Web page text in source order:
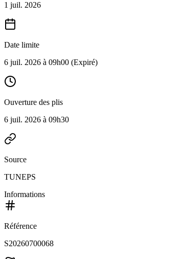
1 juil. 2026
Date limite
6 juil. 2026 à 09h00 (Expiré)
Ouverture des plis
6 juil. 2026 à 09h30
Source
TUNEPS
Informations
Référence
S20260700068